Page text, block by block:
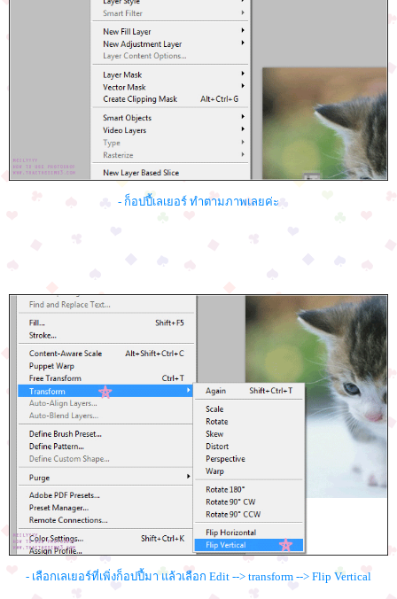
- ก็อปปี้เลเยอร์ ทำตามภาพเลยค่ะ
- เลือกเลเยอร์ที่เพิ่งก็อปปี้มา แล้วเลือก Edit --> transform --> Flip Vertical